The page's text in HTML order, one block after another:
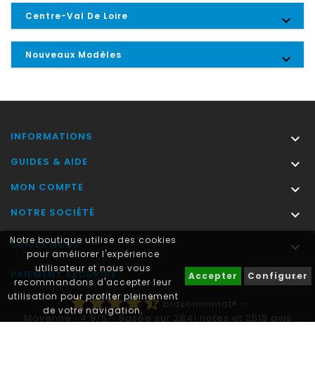
Notre boutique utilise des cookies
pour améliorer l'expérience
utilisateur et nous vous
recommandons d'accepter leur
utilisation pour profiter pleinement
de votre navigation.
Accepter Configurer
Centre-Val De Loire 
Nouveaux Modèles 
INFORMATIONS 
GUIDES & AIDE 
MON COMPTE 
NOTRE SOCIÉTÉ 
SUIVEZ NOUS 
PAIEMENT SÉCURISÉ 
starstarstarstarstar_halfblasonimmat® -
Moyenne :4.9/5- Basée sur 2841 notes et 2518 avis